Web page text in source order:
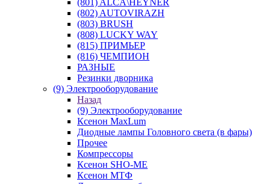
(801) ALCA\HEYNER
(802) AUTOVIRAZH
(803) BRUSH
(808) LUCKY WAY
(815) ПРИМЬЕР
(816) ЧЕМПИОН
РАЗНЫЕ
Резинки дворника
(9) Электрооборудование
Назад
(9) Электрооборудование
Ксенон MaxLum
Диодные лампы Головного света (в фары)
Прочее
Компрессоры
Ксенон SHO-ME
Ксенон МТФ